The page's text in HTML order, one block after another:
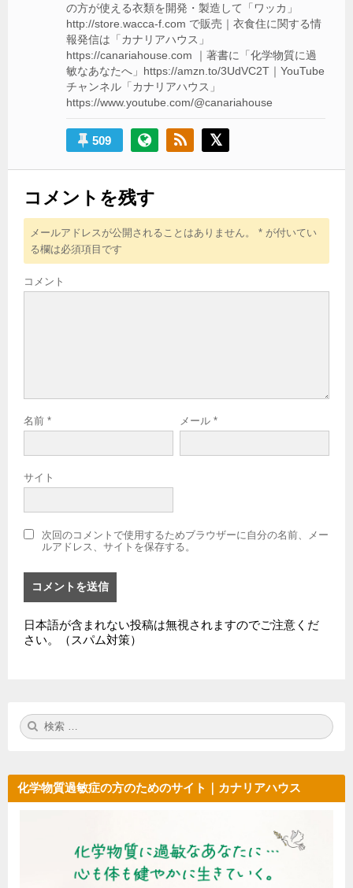
の方が使える衣類を開発・製造して「ワッカ」
http://store.wacca-f.com で販売｜衣食住に関する情
報発信は「カナリアハウス」
https://canariahouse.com ｜著書に「化学物質に過
敏なあなたへ」https://amzn.to/3UdVC2T｜YouTube
チャンネル「カナリアハウス」
https://www.youtube.com/@canariahouse
509
コメントを残す
メールアドレスが公開されることはありません。 * が付いてい
る欄は必須項目です
コメント
名前 * メール *
サイト
次回のコメントで使用するためブラウザーに自分の名前、メー
ルアドレス、サイトを保存する。
日本語が含まれない投稿は無視されますのでご注意くだ
さい。（スパム対策）
検
索:
化学物質過敏症の方のためのサイト｜カナリアハウス